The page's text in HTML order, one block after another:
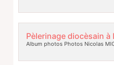
Pèlerinage diocèsain
Album photos Photos Nicolas